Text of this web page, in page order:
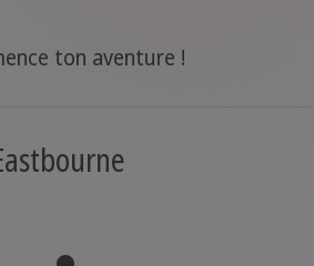
ton aventure !